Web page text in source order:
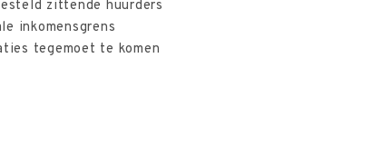
zittende huurders
inkomensgrens
tegemoet te komen